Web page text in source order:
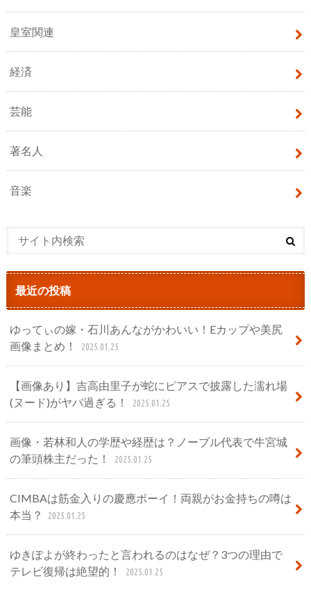
皇室関連
経済
芸能
著名人
音楽
最近の投稿
ゆってぃの嫁・石川あんながかわいい！Eカップや美尻
画像まとめ！
2025.01.25
【画像あり】吉高由里子が蛇にピアスで披露した濡れ場
(ヌード)がヤバ過ぎる！
2025.01.25
画像・若林和人の学歴や経歴は？ノーブル代表で牛宮城
の筆頭株主だった！
2025.01.25
CIMBAは筋金入りの慶應ボーイ！両親がお金持ちの噂は
本当？
2025.01.25
ゆきぽよが終わったと言われるのはなぜ？3つの理由で
テレビ復帰は絶望的！
2025.01.25